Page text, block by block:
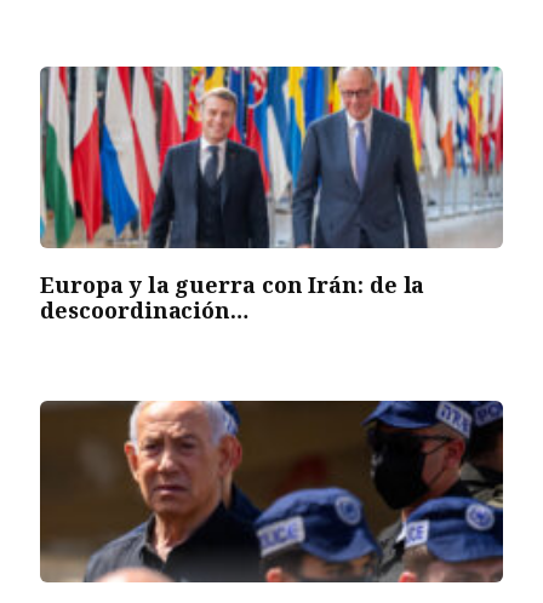
Europa y la guerra con Irán: de la
descoordinación…